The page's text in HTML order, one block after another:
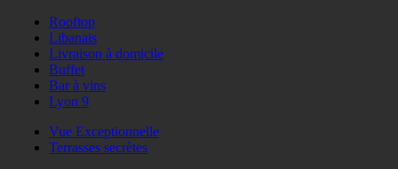
Rooftop
Libanais
Livraison à domicile
Buffet
Bar à vins
Lyon 9
Vue Exceptionnelle
Terrasses secrètes